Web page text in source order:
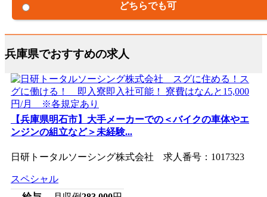
どちらでも可
兵庫県でおすすめの求人
【兵庫県明石市】大手メーカーでの＜バイクの車体やエ
ンジンの組立など＞未経験...
日研トータルソーシング株式会社 求人番号：1017323
スペシャル